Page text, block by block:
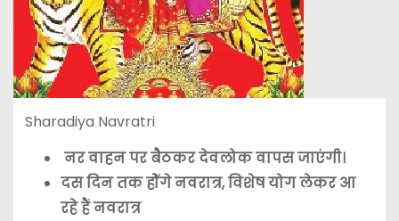
Sharadiya Navratri
नर वाहन पर बैठकर देवलोक वापस जाएंगी।
दस दिन तक होेंगे नवरात्र, विशेष योग लेकर आ
रहे हैं नवरात्र